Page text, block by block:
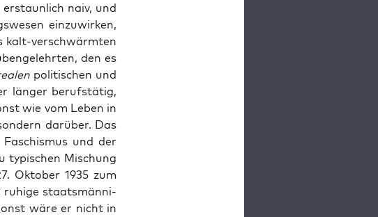
naiv, und
ein­zu­wir­ken,
kalt-ver­schwärm­ten
den es
poli­ti­schen und
län­ger berufs­tä­tig,
wie vom Leben in
dar­über. Das
und der
typi­schen Mischung
Okto­ber 1935 zum
ruhi­ge staats­män­ni­
wäre er nicht in